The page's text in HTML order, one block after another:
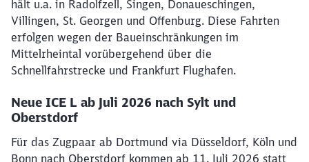
hält u.a. in Radolfzell, Singen, Donau­eschingen,
Villingen, St. Georgen und Offenburg. Diese Fahrten
erfolgen wegen der Baueinschränkungen im
Mittelrheintal vorübergehend über die
Schnellfahrstrecke und Frankfurt Flughafen.
Neue ICE L ab Juli 2026 nach Sylt und
Oberstdorf
Für das Zugpaar ab Dortmund via Düsseldorf, Köln und
Bonn nach Oberstdorf kommen ab 11. Juli 2026 statt